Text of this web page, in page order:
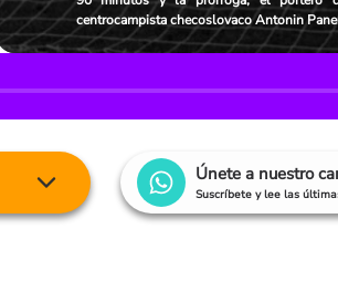
centrocampista checoslovaco Antonin
Únete a nuestro
Suscríbete y lee las